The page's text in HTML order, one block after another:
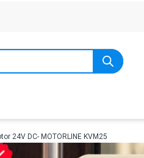
24V DC- MOTORLINE KVM25